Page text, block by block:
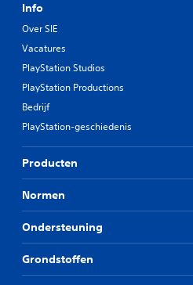
Info
Over SIE
Vacatures
PlayStation Studios
PlayStation Productions
Bedrijf
PlayStation-geschiedenis
Producten
Normen
Ondersteuning
Grondstoffen